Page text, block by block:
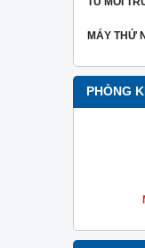
MÁY THỬ
PHÒNG